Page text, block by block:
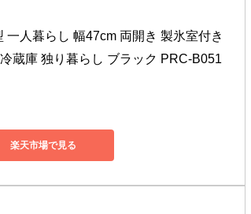
一人暮らし 幅47cm 両開き 製氷室付き
蔵庫 独り暮らし ブラック PRC-B051
楽天市場で見る